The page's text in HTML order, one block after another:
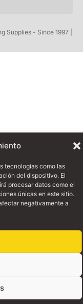
tecnologías como las
del dispositivo. El
procesar datos como el
únicas en este sitio.
negativamente a
Supplies - Since 1997 |